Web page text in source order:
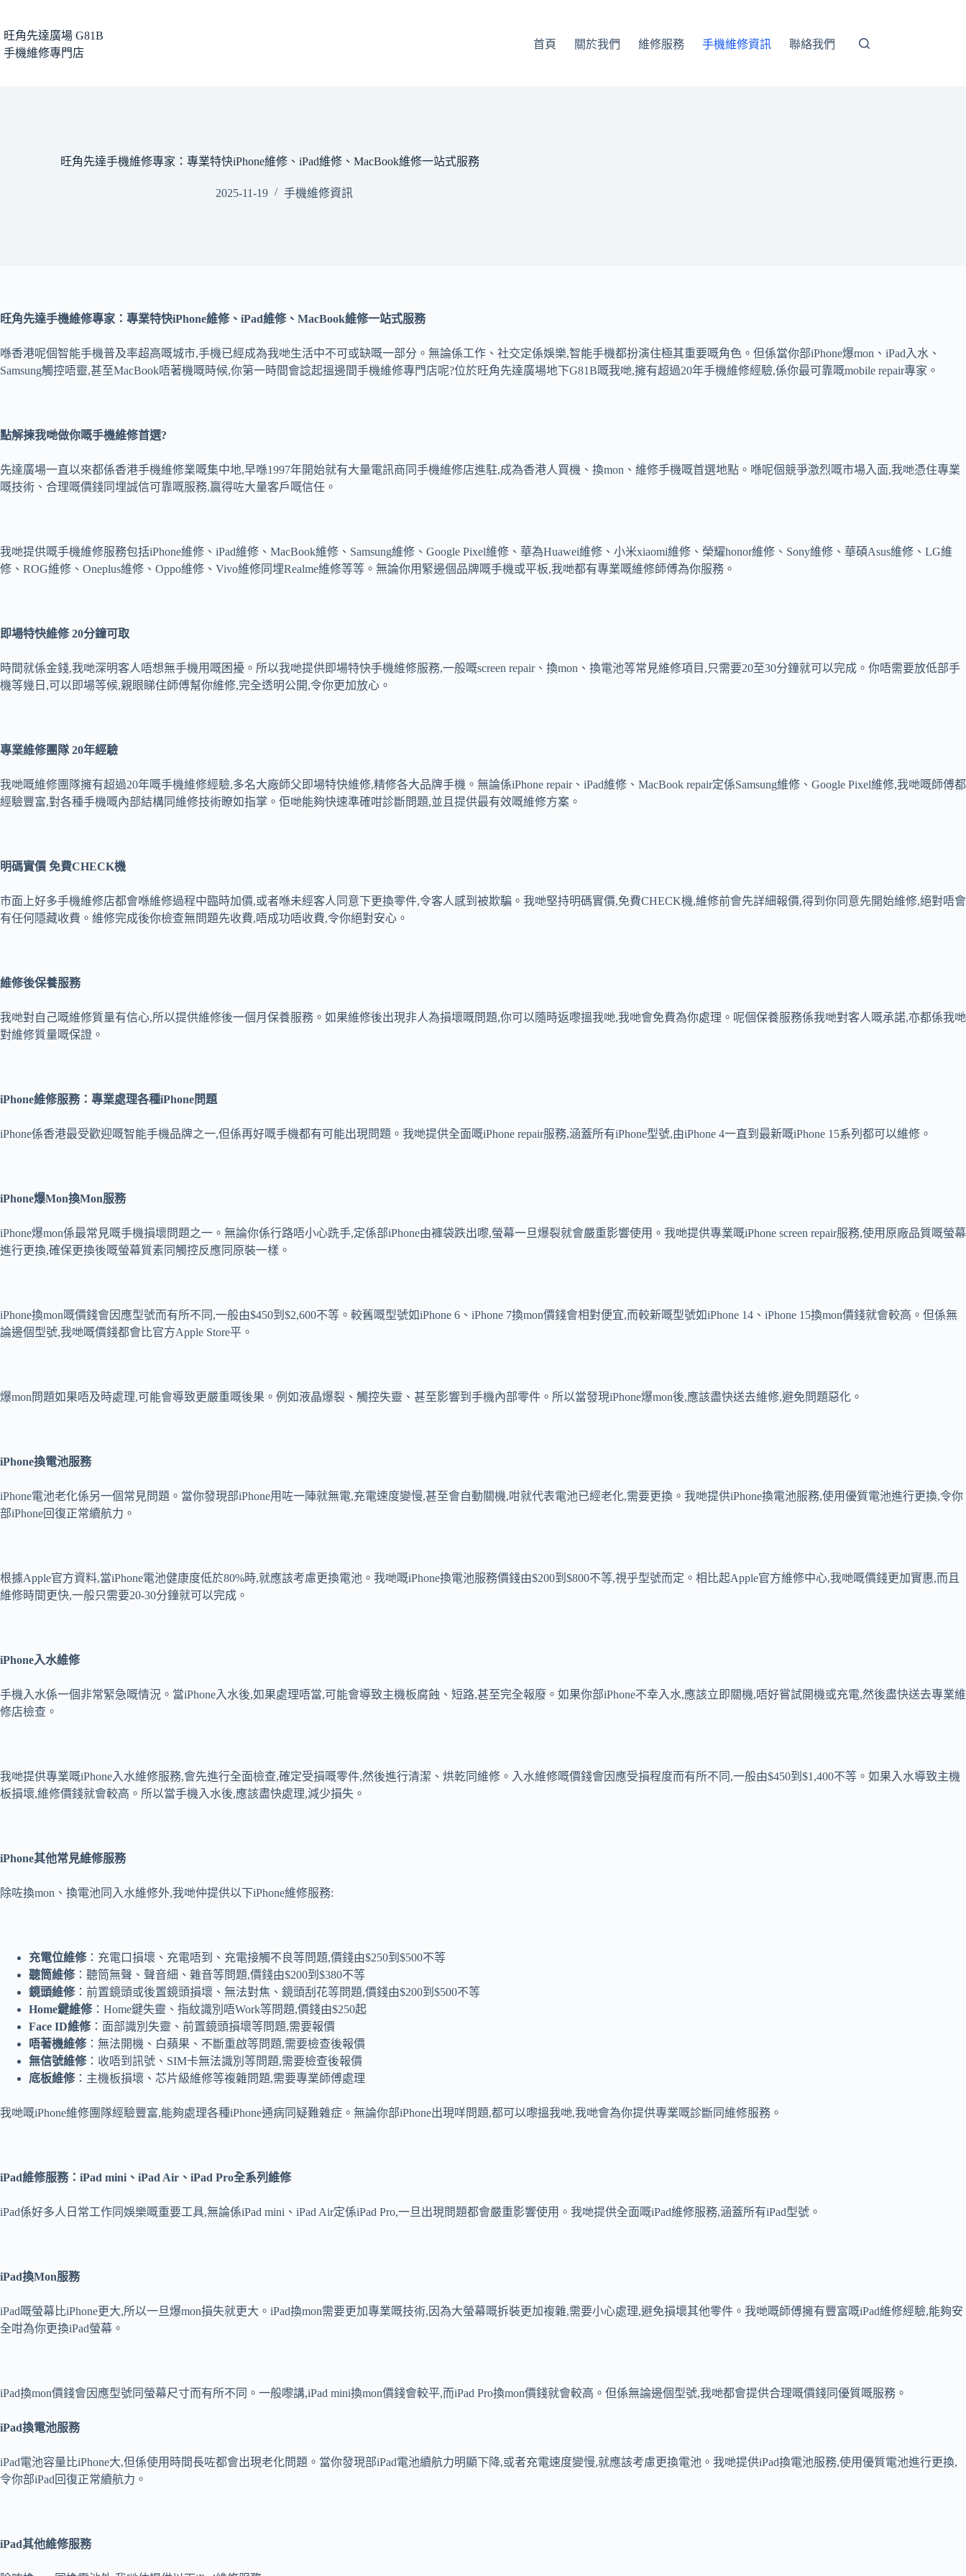
旺角先達廣場 G81B
手機維修專門店
首頁 關於我們 維修服務 手機維修資訊 聯絡我們
旺角先達手機維修專家：專業特快iPhone維修、iPad維修、MacBook維修一站式服務
2025-11-19 手機維修資訊
旺角先達手機維修專家：專業特快iPhone維修、 iPad維修、 MacBook維修一站式服務
喺香港呢個智能手機普及率超高嘅城市,手機已經成為我哋生活中不可或缺嘅一部分。無論係工作、社交定係娛樂,智能手機都扮演住極其重要嘅角色。但係當你部iPhone爆mon、iPad入水、
Samsung觸控唔靈,甚至MacBook唔著機嘅時候,你第一時間會諗起搵邊間手機維修專門店呢?位於旺角先達廣場地下G81B嘅我哋,擁有超過20年手機維修經驗,係你最可靠嘅mobile repair專家。
點解揀我哋做你嘅手機維修首選?
先達廣場一直以來都係香港手機維修業嘅集中地,早喺1997年開始就有大量電訊商同手機維修店進駐,成為香港人買機、換mon、維修手機嘅首選地點。喺呢個競爭激烈嘅市場入面,我哋憑住專業
嘅技術、合理嘅價錢同埋誠信可靠嘅服務,贏得咗大量客戶嘅信任。
我哋提供嘅手機維修服務包括iPhone維修、iPad維修、MacBook維修、Samsung維修、Google Pixel維修、華為Huawei維修、小米xiaomi維修、榮耀honor維修、Sony維修、華碩Asus維修、LG維
修、ROG維修、Oneplus維修、Oppo維修、Vivo維修同埋Realme維修等等。無論你用緊邊個品牌嘅手機或平板,我哋都有專業嘅維修師傅為你服務。
即場特快維修20分鐘可取
時間就係金錢,我哋深明客人唔想無手機用嘅困擾。所以我哋提供即場特快手機維修服務,一般嘅screen repair、換mon、換電池等常見維修項目,只需要20至30分鐘就可以完成。你唔需要放低部手
機等幾日,可以即場等候,親眼睇住師傅幫你維修,完全透明公開,令你更加放心。
專業維修團隊20年經驗
我哋嘅維修團隊擁有超過20年嘅手機維修經驗,多名大廠師父即場特快維修,精修各大品牌手機。無論係iPhone repair、iPad維修、MacBook repair定係Samsung維修、Google Pixel維修,我哋嘅師傅都
經驗豐富,對各種手機嘅內部結構同維修技術瞭如指掌。佢哋能夠快速準確咁診斷問題,並且提供最有效嘅維修方案。
明碼實價 免費CHECK機
市面上好多手機維修店都會喺維修過程中臨時加價,或者喺未經客人同意下更換零件,令客人感到被欺騙。我哋堅持明碼實價,免費CHECK機,維修前會先詳細報價,得到你同意先開始維修,絕對唔會
有任何隱藏收費。維修完成後你檢查無問題先收費,唔成功唔收費,令你絕對安心。
維修後保養服務
我哋對自己嘅維修質量有信心,所以提供維修後一個月保養服務。如果維修後出現非人為損壞嘅問題,你可以隨時返嚟搵我哋,我哋會免費為你處理。呢個保養服務係我哋對客人嘅承諾,亦都係我哋
對維修質量嘅保證。
iPhone維修服務：專業處理各種iPhone問題
iPhone係香港最受歡迎嘅智能手機品牌之一,但係再好嘅手機都有可能出現問題。我哋提供全面嘅iPhone repair服務,涵蓋所有iPhone型號,由iPhone 4一直到最新嘅iPhone 15系列都可以維修。
iPhone爆Mon換Mon服務
iPhone爆mon係最常見嘅手機損壞問題之一。無論你係行路唔小心跣手,定係部iPhone由褲袋跌出嚟,螢幕一旦爆裂就會嚴重影響使用。我哋提供專業嘅iPhone screen repair服務,使用原廠品質嘅螢幕
進行更換,確保更換後嘅螢幕質素同觸控反應同原裝一樣。
iPhone換mon嘅價錢會因應型號而有所不同,一般由$450到$2,600不等。較舊嘅型號如iPhone 6、iPhone 7換mon價錢會相對便宜,而較新嘅型號如iPhone 14、iPhone 15換mon價錢就會較高。但係無
論邊個型號,我哋嘅價錢都會比官方Apple Store平。
爆mon問題如果唔及時處理,可能會導致更嚴重嘅後果。例如液晶爆裂、觸控失靈、甚至影響到手機內部零件。所以當發現iPhone爆mon後,應該盡快送去維修,避免問題惡化。
iPhone換電池服務
iPhone電池老化係另一個常見問題。當你發現部iPhone用咗一陣就無電,充電速度變慢,甚至會自動關機,咁就代表電池已經老化,需要更換。我哋提供iPhone換電池服務,使用優質電池進行更換,令你
部iPhone回復正常續航力。
根據Apple官方資料,當iPhone電池健康度低於80%時,就應該考慮更換電池。我哋嘅iPhone換電池服務價錢由$200到$800不等,視乎型號而定。相比起Apple官方維修中心,我哋嘅價錢更加實惠,而且
維修時間更快,一般只需要20-30分鐘就可以完成。
iPhone入水維修
手機入水係一個非常緊急嘅情況。當iPhone入水後,如果處理唔當,可能會導致主機板腐蝕、短路,甚至完全報廢。如果你部iPhone不幸入水,應該立即關機,唔好嘗試開機或充電,然後盡快送去專業維
修店檢查。
我哋提供專業嘅iPhone入水維修服務,會先進行全面檢查,確定受損嘅零件,然後進行清潔、烘乾同維修。入水維修嘅價錢會因應受損程度而有所不同,一般由$450到$1,400不等。如果入水導致主機
板損壞,維修價錢就會較高。所以當手機入水後,應該盡快處理,減少損失。
iPhone其他常見維修服務
除咗換mon、換電池同入水維修外,我哋仲提供以下iPhone維修服務:
充電位維修：充電口損壞、充電唔到、充電接觸不良等問題,價錢由$250到$500不等
聽筒維修：聽筒無聲、聲音細、雜音等問題,價錢由$200到$380不等
鏡頭維修：前置鏡頭或後置鏡頭損壞、無法對焦、鏡頭刮花等問題,價錢由$200到$500不等
Home鍵維修：Home鍵失靈、指紋識別唔Work等問題,價錢由$250起
Face ID維修：面部識別失靈、前置鏡頭損壞等問題,需要報價
唔著機維修：無法開機、白蘋果、不斷重啟等問題,需要檢查後報價
無信號維修：收唔到訊號、SIM卡無法識別等問題,需要檢查後報價
底板維修：主機板損壞、芯片級維修等複雜問題,需要專業師傅處理
我哋嘅iPhone維修團隊經驗豐富,能夠處理各種iPhone通病同疑難雜症。無論你部iPhone出現咩問題,都可以嚟搵我哋,我哋會為你提供專業嘅診斷同維修服務。
iPad維修服務： iPad mini 、 iPad Air 、 iPad Pro全系列維修
iPad係好多人日常工作同娛樂嘅重要工具,無論係iPad mini、iPad Air定係iPad Pro,一旦出現問題都會嚴重影響使用。我哋提供全面嘅iPad維修服務,涵蓋所有iPad型號。
iPad換Mon服務
iPad嘅螢幕比iPhone更大,所以一旦爆mon損失就更大。iPad換mon需要更加專業嘅技術,因為大螢幕嘅拆裝更加複雜,需要小心處理,避免損壞其他零件。我哋嘅師傅擁有豐富嘅iPad維修經驗,能夠安
全咁為你更換iPad螢幕。
iPad換mon價錢會因應型號同螢幕尺寸而有所不同。一般嚟講,iPad mini換mon價錢會較平,而iPad Pro換mon價錢就會較高。但係無論邊個型號,我哋都會提供合理嘅價錢同優質嘅服務。
iPad換電池服務
iPad電池容量比iPhone大,但係使用時間長咗都會出現老化問題。當你發現部iPad電池續航力明顯下降,或者充電速度變慢,就應該考慮更換電池。我哋提供iPad換電池服務,使用優質電池進行更換,
令你部iPad回復正常續航力。
iPad其他維修服務